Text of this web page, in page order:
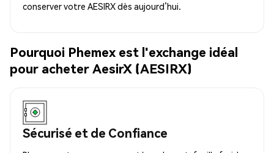
conserver votre AESIRX dès aujourd’hui.
Pourquoi Phemex est l'exchange idéal
pour acheter AesirX (AESIRX)
Sécurisé et de Confiance